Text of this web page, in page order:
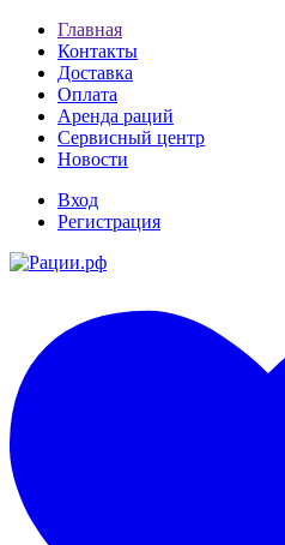
Главная
Контакты
Доставка
Оплата
Аренда раций
Сервисный центр
Новости
Вход
Регистрация